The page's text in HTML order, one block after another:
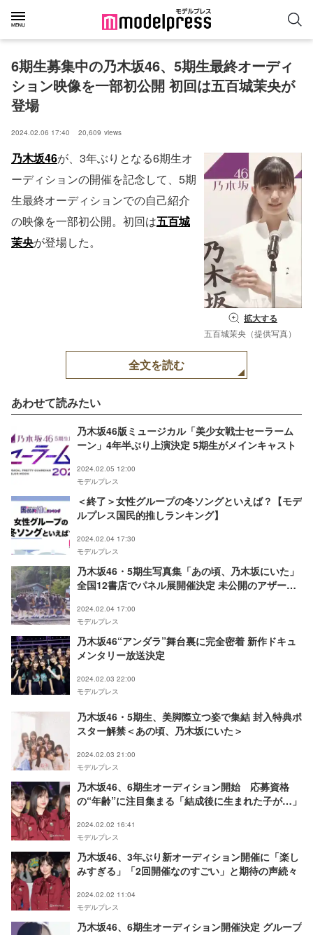
6期生募集中の乃木坂46、5期生最終オーディ
ション映像を一部初公開 初回は五百城茉央が
登場
2024.02.06 17:40 20,609 views
拡大する
五百城茉央（提供写真）
乃木坂46が、3年ぶりとなる6期生オ
ーディションの開催を記念して、5期
生最終オーディションでの自己紹介
の映像を一部初公開。初回は五百城
茉央が登場した。
全文を読む
あわせて読みたい
乃木坂46版ミュージカル「美少女戦士セーラーム
ーン」4年半ぶり上演決定 5期生がメインキャスト
2024.02.05 12:00
モデルプレス
＜終了＞女性グループの冬ソングといえば？【モデ
ルプレス国民的推しランキング】
2024.02.04 17:30
モデルプレス
乃木坂46・5期生写真集「あの頃、乃木坂にいた」
全国12書店でパネル展開催決定 未公開のアザーカ
2024.02.04 17:00
モデルプレス
乃木坂46“アンダラ”舞台裏に完全密着 新作ドキュ
メンタリー放送決定
2024.02.03 22:00
モデルプレス
乃木坂46・5期生、美脚際立つ姿で集結 封入特典ポ
スター解禁＜あの頃、乃木坂にいた＞
2024.02.03 21:00
モデルプレス
乃木坂46、6期生オーディション開始 応募資格
の“年齢”に注目集まる「結成後に生まれた子が…」
2024.02.02 16:41
モデルプレス
乃木坂46、3年ぶり新オーディション開催に「楽し
みすぎる」「2回開催なのすごい」と期待の声続々
2024.02.02 11:04
モデルプレス
乃木坂46、6期生オーディション開催決定 グループ